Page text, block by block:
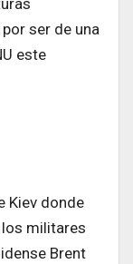
ser de una
este
Kiev donde
militares
Brent